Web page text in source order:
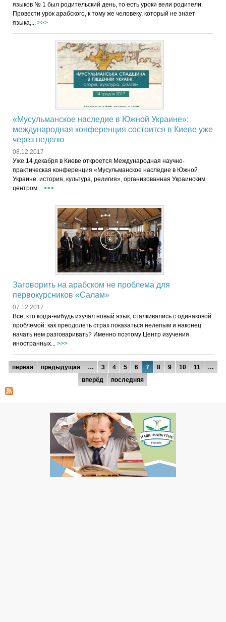
языков № 1 был родительский день, то есть уроки вели родители.
Провести урок арабского, к тому же человеку, который не знает
языка,... >>>
«Мусульманское наследие в Южной Украине»:
международная конференция состоится в Киеве уже
через неделю
08.12.2017
Уже 14 декабря в Киеве откроется Международная научно-
практическая конференция «Мусульманское наследие в Южной
Украине: история, культура, религия», организованная Украинским
центром... >>>
Заговорить на арабском не проблема для
первокурсников «Салам»
07.12.2017
Все, кто когда-нибудь изучал новый язык, сталкивались с одинаковой
проблемой: как преодолеть страх показаться нелепым и наконец
начать нем разговаривать? Именно поэтому Центр изучения
иностранных... >>>
Страницы
первая предыдущая … 3 4 5 6 7 8 9 10 11
…
вперёд
последняя